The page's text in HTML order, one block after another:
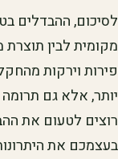
לסיכום, ההבדלים
מקומית לבין
פירות וירקות
יותר, אלא גם
רוצים לטעום את
בעצמכם את